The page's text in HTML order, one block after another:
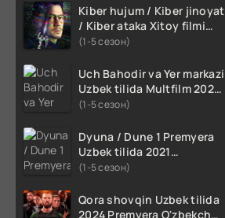
Kiber hujum / Kiber jinoyat
/ Kiber ataka Xitoy filmi
Uzbek tilida O'zbekcha
HD skachat
(1-5 сезон)
Uch Bahodir va Yer markazi
Uzbek tilida Multfilm 2025
tarjima HD skachat
(1-5 сезон)
Dyuna / Dune 1 Premyera
Uzbek tilida 2021
O'zbekcha tarjima kino HD
(1-5 сезон)
Qora shovqin Uzbek tilida
2024 Premyera O'zbekcha